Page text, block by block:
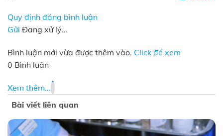
Quy định đăng bình luận
Gửi Đang xử lý...
Bình luận mới vừa được thêm vào. Click để xem
0 Bình luận
Xem thêm...
Bài viết liên quan